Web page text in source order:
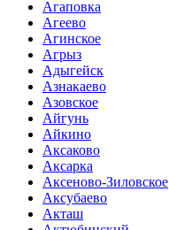
Агаповка
Агеево
Агинское
Агрыз
Адыгейск
Азнакаево
Азовское
Айгунь
Айкино
Аксаково
Аксарка
Аксеново-Зиловское
Аксубаево
Акташ